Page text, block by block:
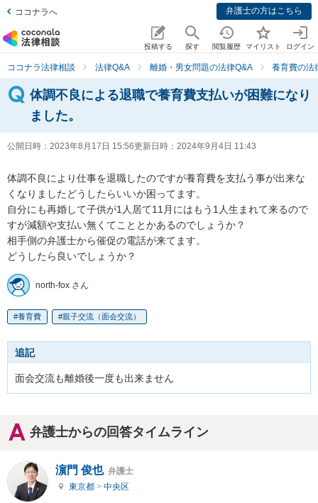
ココナラへ 弁護士の方はこちら
投稿する 探す 閲覧履歴 マイリスト ログイン
ココナラ法律相談 法律Q&A 離婚・男女問題の法律Q&A 養育費の法
体調不良による退職で養育費支払いが困難になり
ました。
公開日時： 2023年8月17日 15:56更新日時： 2024年9月4日 11:43
体調不良により仕事を退職したのですが養育費を支払う事が出来な
くなりましたどうしたらいいか困ってます。
自分にも再婚して子供が1人居て11月にはもう1人生まれて来るので
すが減額や支払い無くてこととかあるのでしょうか？
相手側の弁護士から催促の電話が来てます。
どうしたら良いでしょうか？
north-fox さん
養育費 親子交流（面会交流）
追記
面会交流も離婚後一度も出来ません
弁護士からの回答タイムライン
濵門 俊也 弁護士
東京都 > 中央区